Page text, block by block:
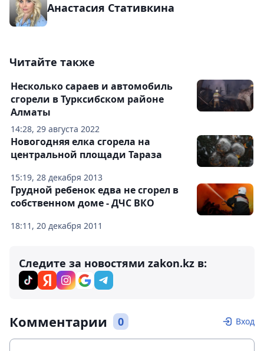
Анастасия Стативкина
Читайте также
14:28, 29 августа 2022
Несколько сараев и автомобиль
сгорели в Турксибском районе
Алматы
15:19, 28 декабря 2013
Новогодняя елка сгорела на
центральной площади Тараза
18:11, 20 декабря 2011
Грудной ребенок едва не сгорел в
собственном доме - ДЧС ВКО
Следите за новостями zakon.kz в:
Комментарии 0 Вход